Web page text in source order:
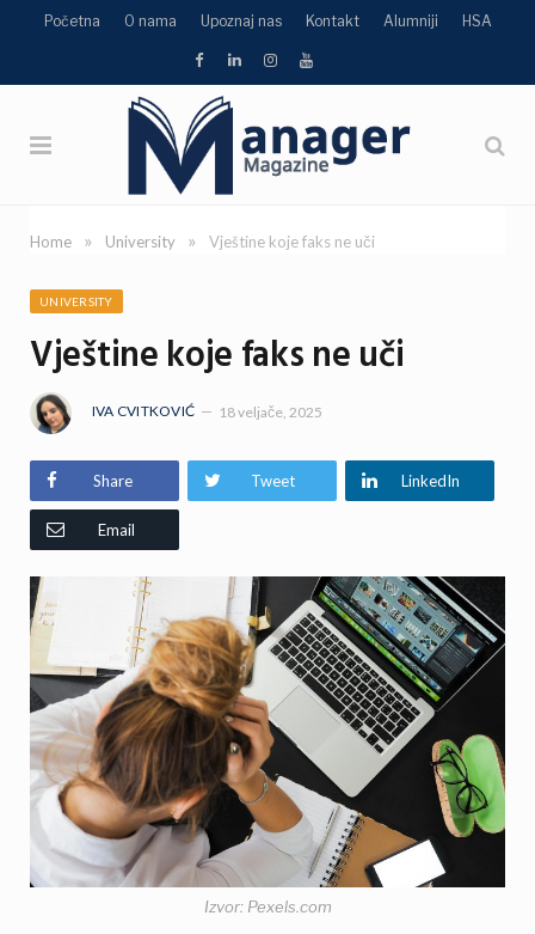
Početna O nama Upoznaj nas Kontakt Alumniji HSA
FacebookLinkedInInstagramYouTube
Home » University » Vještine koje faks ne uči
UNIVERSITY
Vještine koje faks ne uči
IVA CVITKOVIĆ 18 veljače, 2025
Share Tweet LinkedIn
Email
Izvor: Pexels.com